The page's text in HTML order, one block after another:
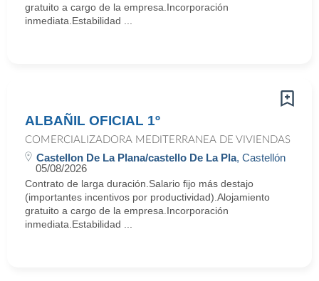
gratuito a cargo de la empresa.Incorporación
inmediata.Estabilidad ...
ALBAÑIL OFICIAL 1º
COMERCIALIZADORA MEDITERRANEA DE VIVIENDAS
Castellon De La Plana/castello De La Pla, Castellón
05/08/2026
Contrato de larga duración.Salario fijo más destajo
(importantes incentivos por productividad).Alojamiento
gratuito a cargo de la empresa.Incorporación
inmediata.Estabilidad ...